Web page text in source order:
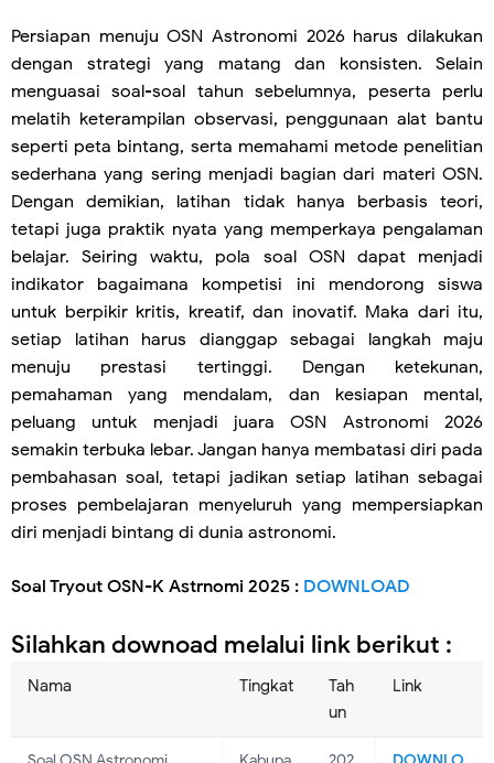
Persiapan menuju OSN Astronomi 2026 harus dilakukan
dengan strategi yang matang dan konsisten. Selain
menguasai soal-soal tahun sebelumnya, peserta perlu
melatih keterampilan observasi, penggunaan alat bantu
seperti peta bintang, serta memahami metode penelitian
sederhana yang sering menjadi bagian dari materi OSN.
Dengan demikian, latihan tidak hanya berbasis teori,
tetapi juga praktik nyata yang memperkaya pengalaman
belajar. Seiring waktu, pola soal OSN dapat menjadi
indikator bagaimana kompetisi ini mendorong siswa
untuk berpikir kritis, kreatif, dan inovatif. Maka dari itu,
setiap latihan harus dianggap sebagai langkah maju
menuju prestasi tertinggi. Dengan ketekunan,
pemahaman yang mendalam, dan kesiapan mental,
peluang untuk menjadi juara OSN Astronomi 2026
semakin terbuka lebar. Jangan hanya membatasi diri pada
pembahasan soal, tetapi jadikan setiap latihan sebagai
proses pembelajaran menyeluruh yang mempersiapkan
diri menjadi bintang di dunia astronomi.
Soal Tryout OSN-K Astrnomi 2025 : DOWNLOAD
Silahkan downoad melalui link berikut :
Nama Tingkat
Tah
un
Link